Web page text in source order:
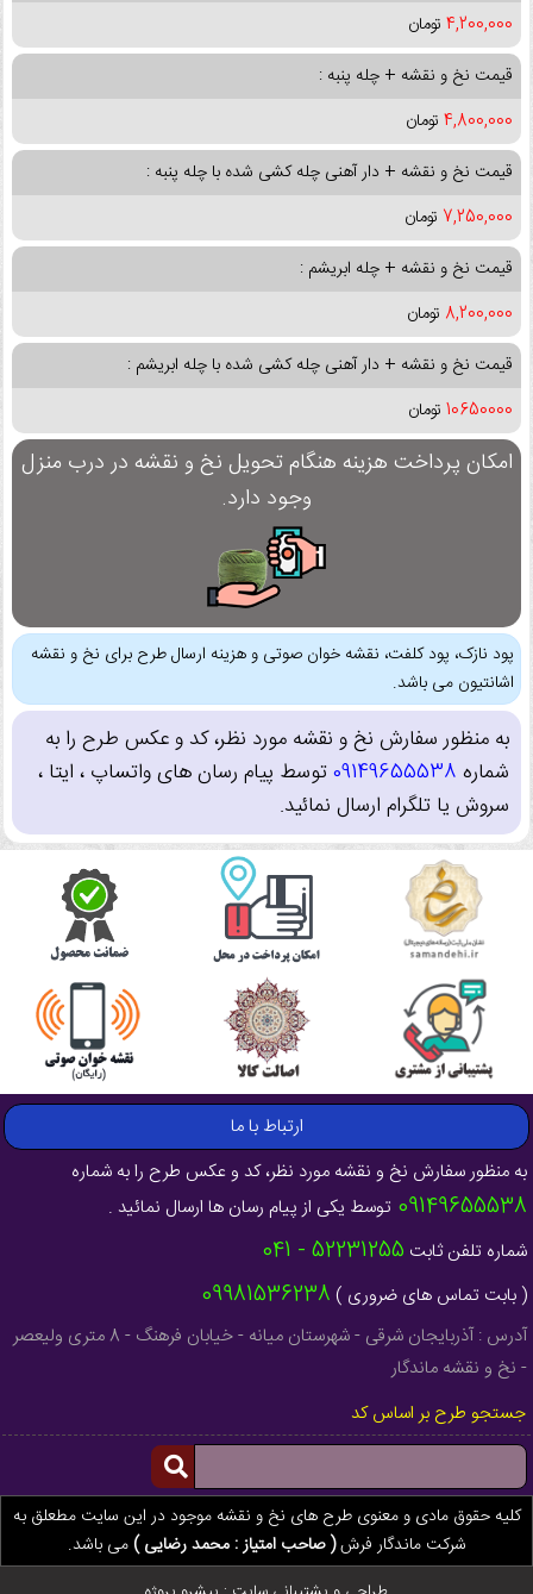
4,200,000 تومان
قیمت نخ و نقشه + چله پنبه :
4,800,000 تومان
قیمت نخ و نقشه + دار آهنی چله کشی شده با چله پنبه :
7,250,000 تومان
قیمت نخ و نقشه + چله ابریشم :
8,200,000 تومان
قیمت نخ و نقشه + دار آهنی چله کشی شده با چله ابریشم :
10650000 تومان
امکان پرداخت هزینه هنگام تحویل نخ و نقشه در درب منزل
وجود دارد.
پود نازک، پود کلفت، نقشه خوان صوتی و هزینه ارسال طرح برای نخ و نقشه
اشانتیون می باشد.
به منظور سفارش نخ و نقشه مورد نظر، کد و عکس طرح را به
شماره 09149655538توسط پیام رسان های واتساپ ، ایتا ،
سروش یا تلگرام ارسال نمائید.
ارتباط با ما
به منظور سفارش نخ و نقشه مورد نظر، کد و عکس طرح را به شماره
09149655538 توسط یکی از پیام رسان ها ارسال نمائید .
شماره تلفن ثابت 52231255 - 041
( بابت تماس های ضروری ) 09981536238
آدرس : آذربایجان شرقی - شهرستان میانه - خیابان فرهنگ - 8 متری ولیعصر
- نخ و نقشه ماندگار
جستجو طرح بر اساس کد
کلیه حقوق مادی و معنوی طرح های نخ و نقشه موجود در این سایت مطعلق به
شرکت ماندگار فرش( صاحب امتیاز : محمد رضایی )می باشد.